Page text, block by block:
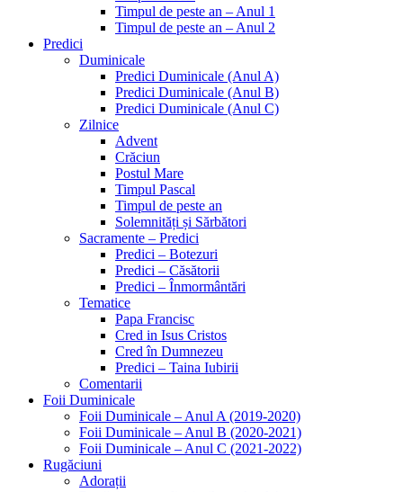
Timpul de peste an – Anul 1
Timpul de peste an – Anul 2
Predici
Duminicale
Predici Duminicale (Anul A)
Predici Duminicale (Anul B)
Predici Duminicale (Anul C)
Zilnice
Advent
Crăciun
Postul Mare
Timpul Pascal
Timpul de peste an
Solemnități și Sărbători
Sacramente – Predici
Predici – Botezuri
Predici – Căsătorii
Predici – Înmormântări
Tematice
Papa Francisc
Cred in Isus Cristos
Cred în Dumnezeu
Predici – Taina Iubirii
Comentarii
Foii Duminicale
Foii Duminicale – Anul A (2019-2020)
Foii Duminicale – Anul B (2020-2021)
Foii Duminicale – Anul C (2021-2022)
Rugăciuni
Adorații